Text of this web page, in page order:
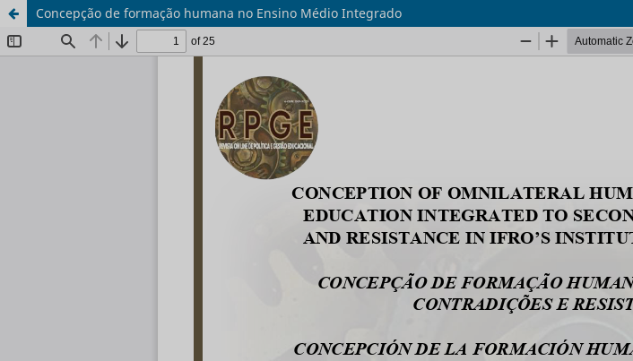
Concepção de formação humana no Ensino Médio Integrado